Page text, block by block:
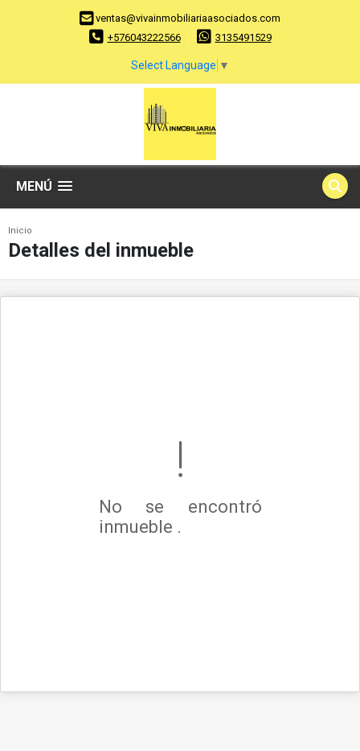
ventas@vivainmobiliariaasociados.com
+576043222566
3135491529
Select Language ▼
MENÚ
Inicio
Detalles del inmueble
No se encontró
inmueble .